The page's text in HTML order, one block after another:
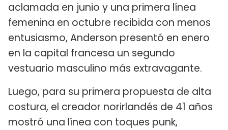
aclamada en junio y una primera línea
femenina en octubre recibida con menos
entusiasmo, Anderson presentó en enero
en la capital francesa un segundo
vestuario masculino más extravagante.
Luego, para su primera propuesta de alta
costura, el creador norirlandés de 41 años
mostró una línea con toques punk,